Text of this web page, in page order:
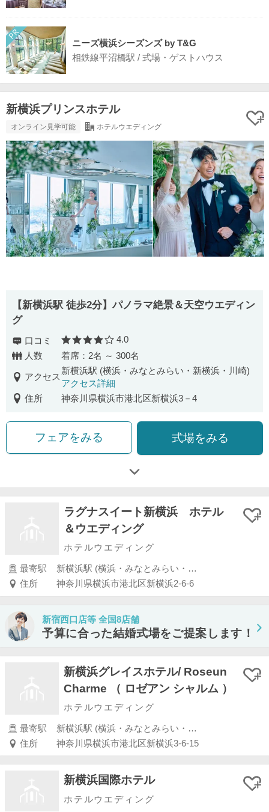
ニーズ横浜シーズンズ by T&G
相鉄線平沼橋駅 / 式場・ゲストハウス
新横浜プリンスホテル
オンライン見学可能 ホテルウエディング
【新横浜駅 徒歩2分】パノラマ絶景＆天空ウエディン
グ
口コミ 口コミ評価
4.0
人数
着席：2名 ～ 300名
アクセス
新横浜駅 (横浜・みなとみらい・新横浜・川崎)
アクセス詳細
住所
神奈川県横浜市港北区新横浜3－4
フェアをみる 式場をみる
ラグナスイート新横浜 ホテル
＆ウエディング
ホテルウエディング
最寄駅
新横浜駅 (横浜・みなとみらい・新横浜・川崎)
住所
神奈川県横浜市港北区新横浜2-6-6
新宿西口店等 全国8店舗
予算に合った結婚式場をご提案します！
新横浜グレイスホテル/ Roseun
Charme （ ロゼアン シャルム ）
ホテルウエディング
最寄駅
新横浜駅 (横浜・みなとみらい・新横浜・川崎)
住所
神奈川県横浜市港北区新横浜3-6-15
新横浜国際ホテル
ホテルウエディング